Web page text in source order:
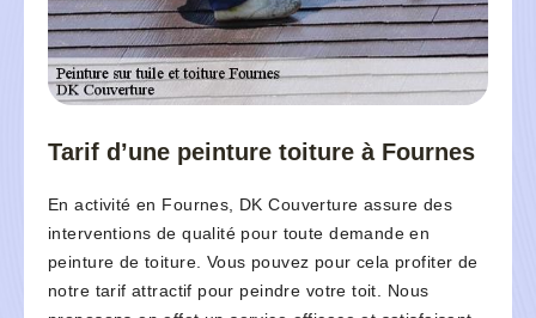
Tarif d’une peinture toiture à Fournes
En activité en Fournes, DK Couverture assure des
interventions de qualité pour toute demande en
peinture de toiture. Vous pouvez pour cela profiter de
notre tarif attractif pour peindre votre toit. Nous